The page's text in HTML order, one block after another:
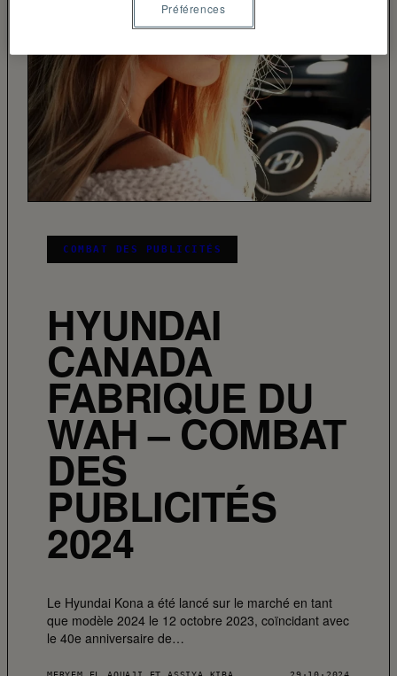
COMBAT DES PUBLICITÉS
HYUNDAI
CANADA
FABRIQUE DU
WAH – COMBAT
DES
PUBLICITÉS
2024
Le Hyundai Kona a été lancé sur le marché en tant
que modèle 2024 le 12 octobre 2023, coïncidant avec
le 40e anniversaire de…
Préférences